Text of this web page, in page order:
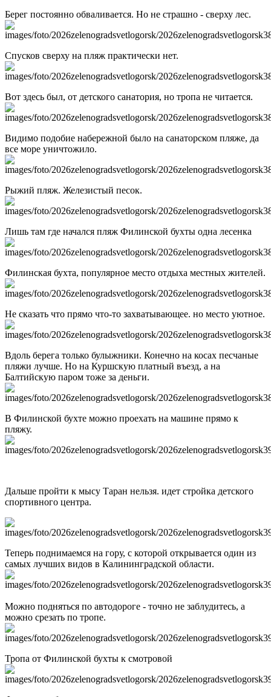
Берег постоянно обваливается. Но не страшно - сверху лес.
Спусков сверху на пляж практически нет.
Вот здесь был, от детского санатория, но тропа не читается.
Видимо подобие набережной было на санаторском пляже, да
все море уничтожило.
Рыжий пляж. Железистый песок.
Лишь там где начался пляж Филинской бухты одна лесенка
Филинская бухта, популярное место отдыха местных жителей.
Не сказать что прямо что-то захватывающее. но место уютное.
Вдоль берега только булыжники. Конечно на косах песчаные
пляжи лучше. Но на Куршскую платный въезд, а на
Балтийскую паром тоже за деньги.
В Филинской бухте можно проехать на машине прямо к
пляжу.
Дальше пройти к мысу Таран нельзя. идет стройка детского
спортивного центра.
Теперь поднимаемся на гору, с которой открывается один из
самых лучших видов в Калининградской области.
Можно подняться по автодороге - точно не заблудитесь, а
можно срезать по тропе.
Тропа от Филинской бухты к смотровой